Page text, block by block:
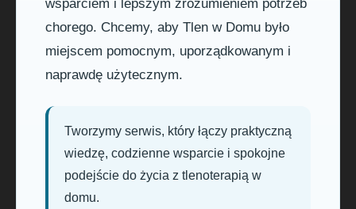
wsparciem i lepszym zrozumieniem potrzeb
chorego. Chcemy, aby Tlen w Domu było
miejscem pomocnym, uporządkowanym i
naprawdę użytecznym.
Tworzymy serwis, który łączy praktyczną
wiedzę, codzienne wsparcie i spokojne
podejście do życia z tlenoterapią w
domu.